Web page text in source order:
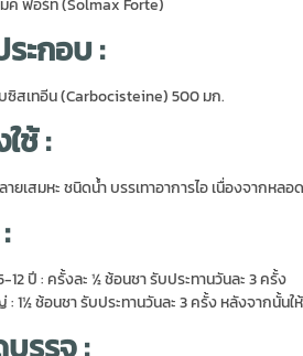
ะกอบ :
ซิสเทอีน (Carbocisteine) 500 มก.
ช้ :
ายเสมหะ ชนิดน้ำ บรรเทาอาการไอ เนื่องจากหล
12 ปี : ครั้งละ ½ ช้อนชา รับประทานวันละ 3 ครั้ง
: 1½ ช้อนชา รับประทานวันละ 3 ครั้ง หลังจากนั้นใ
รรจุ :